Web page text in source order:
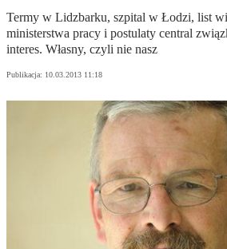
Termy w Lidzbarku, szpital w Łodzi, list
ministerstwa pracy i postulaty central
interes. Własny, czyli nie nasz
Publikacja: 10.03.2013 11:18